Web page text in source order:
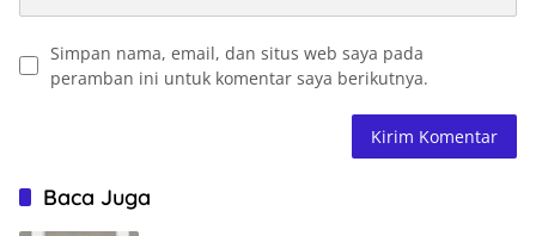
Simpan nama, email, dan situs web saya pada
peramban ini untuk komentar saya berikutnya.
Baca Juga